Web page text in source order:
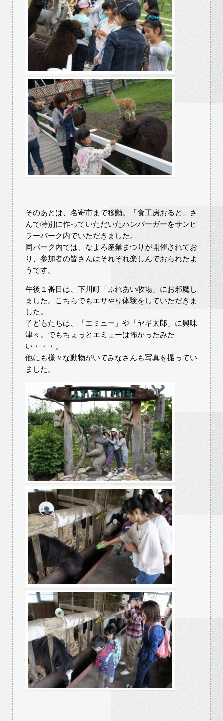
そのあとは、名寄市まで移動。「食工房おると」さ
んで特別に作っていただいたハンバーガーをサンピ
ラーパーク内でいただきました。
同パーク内では、なよろ産業まつりが開催されてお
り、参加者の皆さんはそれぞれ楽しんでおられたよ
うです。
午後１番目は、下川町「ふれあい牧場」にお邪魔し
ました。こちらでもエサやり体験をしていただきま
した。
子どもたちは、「エミュー」や「ヤギ太郎」に興味
津々。でもちょっとエミューは怖かったみた
い・・・。
他にも様々な動物がいてみなさんも写真を撮ってい
ました。